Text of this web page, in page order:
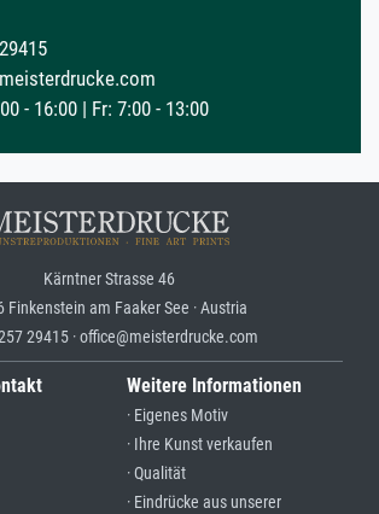
- 16:00 | Fr: 7:00 - 13:00
Kärntner Strasse 46
Finkenstein am Faaker See · Austria
29415 · office@meisterdrucke.com
Weitere Informationen
· Eigenes Motiv
· Ihre Kunst verkaufen
· Qualität
· Eindrücke aus unserer